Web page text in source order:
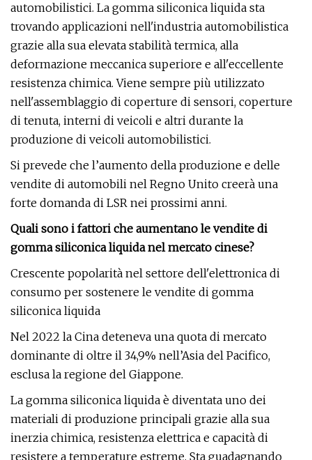
automobilistici. La gomma siliconica liquida sta
trovando applicazioni nell'industria automobilistica
grazie alla sua elevata stabilità termica, alla
deformazione meccanica superiore e all'eccellente
resistenza chimica. Viene sempre più utilizzato
nell'assemblaggio di coperture di sensori, coperture
di tenuta, interni di veicoli e altri durante la
produzione di veicoli automobilistici.
Si prevede che l’aumento della produzione e delle
vendite di automobili nel Regno Unito creerà una
forte domanda di LSR nei prossimi anni.
Quali sono i fattori che aumentano le vendite di
gomma siliconica liquida nel mercato cinese?
Crescente popolarità nel settore dell'elettronica di
consumo per sostenere le vendite di gomma
siliconica liquida
Nel 2022 la Cina deteneva una quota di mercato
dominante di oltre il 34,9% nell’Asia del Pacifico,
esclusa la regione del Giappone.
La gomma siliconica liquida è diventata uno dei
materiali di produzione principali grazie alla sua
inerzia chimica, resistenza elettrica e capacità di
resistere a temperature estreme. Sta guadagnando